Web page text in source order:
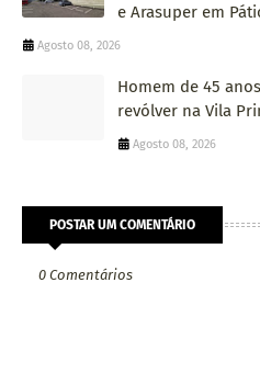
e Arasuper em
Agosto 08, 2026
Homem de 45
revólver na Vila
Agosto 08, 2026
POSTAR UM COMENTÁRIO
0 Comentários